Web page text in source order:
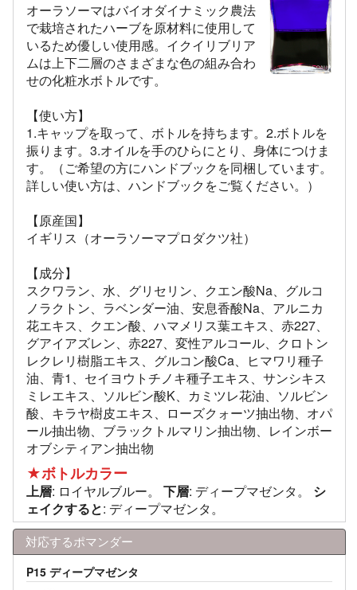
オーラソーマはバイオダイナミック農法
で栽培されたハーブを原材料に使用して
いるため優しい使用感。イクイリブリア
ムは上下二層のさまざまな色の組み合わ
せの化粧水ボトルです。
【使い方】
1.キャップを取って、ボトルを持ちます。2.ボトルを
振ります。3.オイルを手のひらにとり、身体につけま
す。（ご希望の方にハンドブックを同梱しています。
詳しい使い方は、ハンドブックをご覧ください。）
【原産国】
イギリス（オーラソーマプロダクツ社）
【成分】
スクワラン、水、グリセリン、クエン酸Na、グルコ
ノラクトン、ラベンダー油、安息香酸Na、アルニカ
花エキス、クエン酸、ハマメリス葉エキス、赤227、
グアイアズレン、赤227、変性アルコール、クロトン
レクレリ樹脂エキス、グルコン酸Ca、ヒマワリ種子
油、青1、セイヨウトチノキ種子エキス、サンシキス
ミレエキス、ソルビン酸K、カミツレ花油、ソルビン
酸、キラヤ樹皮エキス、ローズクォーツ抽出物、オパ
ール抽出物、ブラックトルマリン抽出物、レインボー
オブシティアン抽出物
★ボトルカラー
上層: ロイヤルブルー。 下層: ディープマゼンタ。 シ
ェイクすると: ディープマゼンタ。
対応するポマンダー
P15 ディープマゼンタ